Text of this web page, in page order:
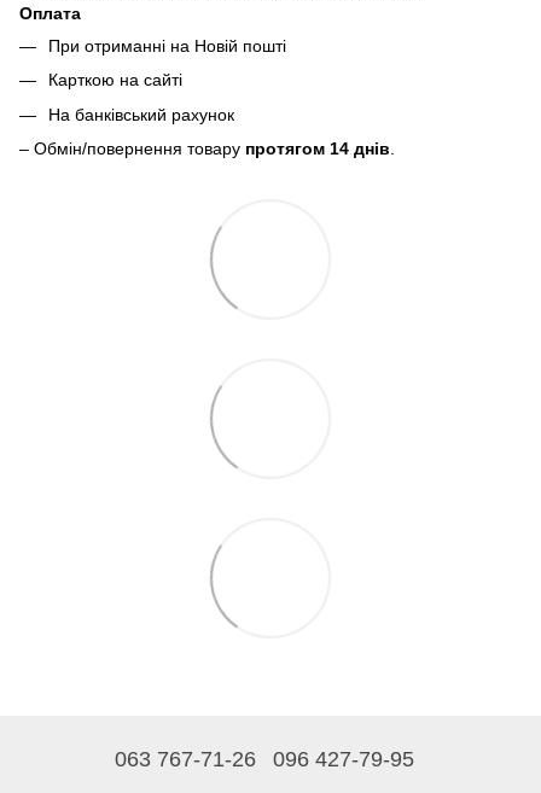
Оплата
При отриманні на Новій пошті
Карткою на сайті
На банківський рахунок
– Обмін/повернення товару протягом 14 днів
063 767-71-26 096 427-79-95